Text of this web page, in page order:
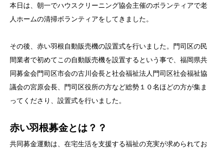
本日は、朝一でハウスクリーニング協会主催のボランティアで老
人ホームの清掃ボランティアをしてきました。
その後、赤い羽根自動販売機の設置式を行いました。門司区の民
間業者で初めてこの自動販売機を設置するという事で、福岡県共
同募金会門司区市会の古川会長と社会福祉法人門司区社会福祉協
議会の宮原会長、門司区役所の方など総勢１０名ほどの方が集ま
ってくださり、設置式を行いました。
赤い羽根募金とは？？
共同募金運動は、在宅生活を支援する福祉の充実が求められてお